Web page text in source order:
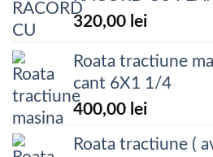
320,00 lei
Roata tractiune
cant 6X1 1/4
400,00 lei
Roata tractiune (